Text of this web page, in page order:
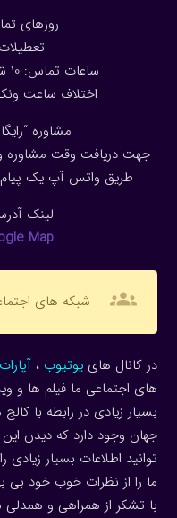
روزهای
ساعات تماس: 10 شب تا 5 صبح به وقت ایران
اختلاف ساعت
مشاوره
جهت دریافت وقت مشاوره و
طریق واتس آپ یک پیام
لینک
Map
groups شبکه های
در کانال هاییوتیوب ، آپارات
های اجتماعی ما فیلم ها و
بسیار زیادی در رابطه با
جهان وجود دارد که دیدن
توانید اطلاعات بسیار زیادی
ما را از نظرات خوب خود بی
با تشکر از همراهی و همدلی